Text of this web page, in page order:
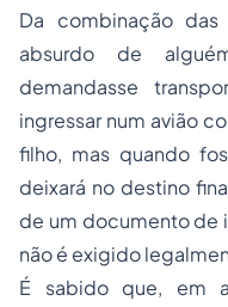
Da combinação das
absurdo de
demandasse
ingressar num avião
filho, mas quando
deixará no destino
de um documento de
não é exigido
É sabido que, em